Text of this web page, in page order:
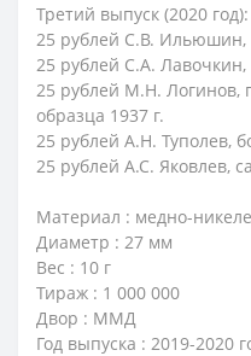
Третий выпуск (2020 год):
25 рублей С.В.
25 рублей С.А.
25 рублей М.Н. Логинов,
образца 1937 г.
25 рублей А.Н. Туполев,
25 рублей А.С. Яковлев,
Материал : медно-
Диаметр : 27 мм
Вес : 10 г
Тираж : 1 000 000
Двор : ММД
Год выпуска : 2019-2020